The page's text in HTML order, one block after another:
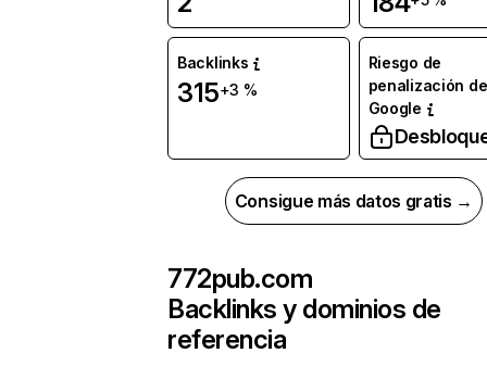
Backlinks
315+3 %
Riesgo de
penalización de
Google
Consigue más datos gratis →
772pub.com
Backlinks y dominios de
referencia